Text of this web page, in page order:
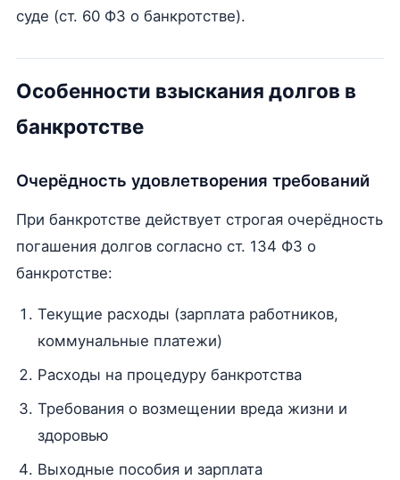
суде (ст. 60 ФЗ о банкротстве).
Особенности взыскания долгов в
банкротстве
Очерёдность удовлетворения требований
При банкротстве действует строгая очерёдность
погашения долгов согласно ст. 134 ФЗ о
банкротстве:
Текущие расходы (зарплата работников,
коммунальные платежи)
Расходы на процедуру банкротства
Требования о возмещении вреда жизни и
здоровью
Выходные пособия и зарплата